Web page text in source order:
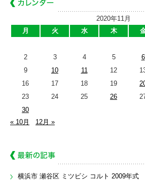
2020年11月
月
火 水 木
2
3 4 5 6
9
10 11 12
16
17 18 19
23
24 25 26
30
« 10月
12月 »
横浜市 瀬谷区 ミツビシ コルト 2009年式